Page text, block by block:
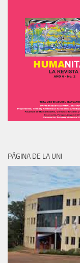
PÁGINA DE LA UNI